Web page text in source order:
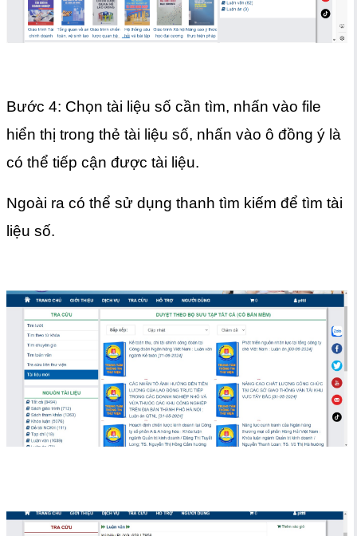
Bước 4: Chọn tài liệu số cần tìm, nhấn vào file
hiển thị trong thẻ tài liệu số, nhấn vào ô đồng ý là
có thể tiếp cận được tài liệu.
Ngoài ra có thể sử dụng thanh tìm kiếm để tìm tài
liệu số.